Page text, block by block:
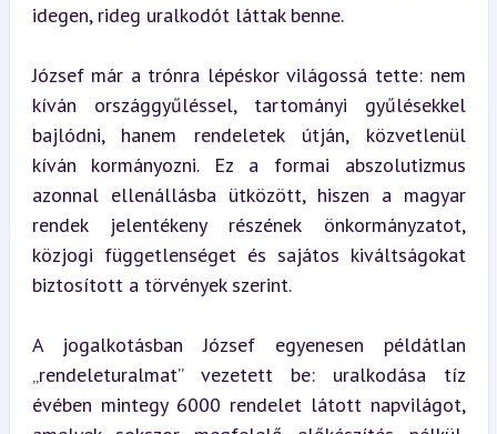
idegen, rideg uralkodót láttak benne.
József már a trónra lépéskor világossá tette: nem
kíván országgyűléssel, tartományi gyűlésekkel
bajlódni, hanem rendeletek útján, közvetlenül
kíván kormányozni. Ez a formai abszolutizmus
azonnal ellenállásba ütközött, hiszen a magyar
rendek jelentékeny részének önkormányzatot,
közjogi függetlenséget és sajátos kiváltságokat
biztosított a törvények szerint.
A jogalkotásban József egyenesen példátlan
„rendeleturalmat” vezetett be: uralkodása tíz
évében mintegy 6000 rendelet látott napvilágot,